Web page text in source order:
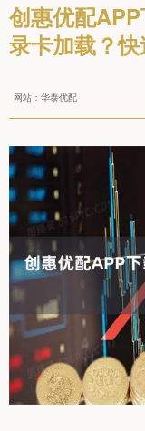
创惠优配
录卡加载？
网站：华泰优配